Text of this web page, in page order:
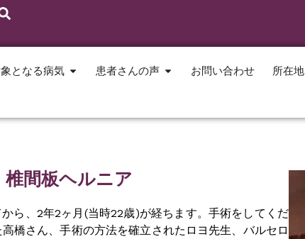
となる病気 患者さんの声 お問い合わせ 所在地
間板ヘルニア
ら、2年2ヶ月(当時22歳)が経ちます。手術をしてくだ
橋さん、手術の方法を確立されたロヨ先生、バルセロ